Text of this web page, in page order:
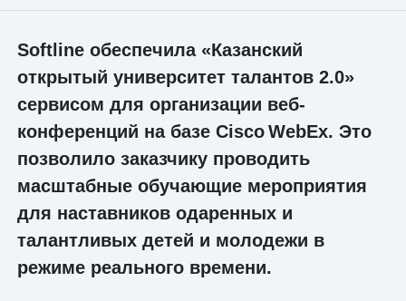
Softlineобеспечила «Казанский
открытый университет талантов 2.0»
сервисом для организации веб-
конференций на базе CiscoWebEx. Это
позволило заказчику проводить
масштабные обучающие мероприятия
для наставников одаренных и
талантливых детей и молодежи в
режиме реального времени.